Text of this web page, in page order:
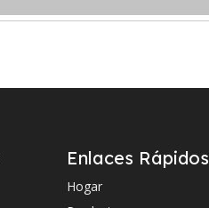
Enlaces Rápidos
Hogar